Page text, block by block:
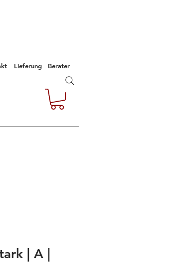
Lieferung Berater
| A |